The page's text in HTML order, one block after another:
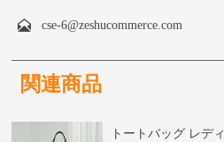
 cse-6@zeshucommerce.com
関連商品
トートバッグ レディ